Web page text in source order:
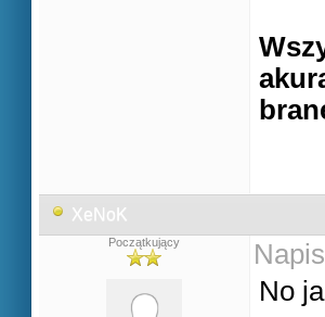
XeNoK
Początkujący
No